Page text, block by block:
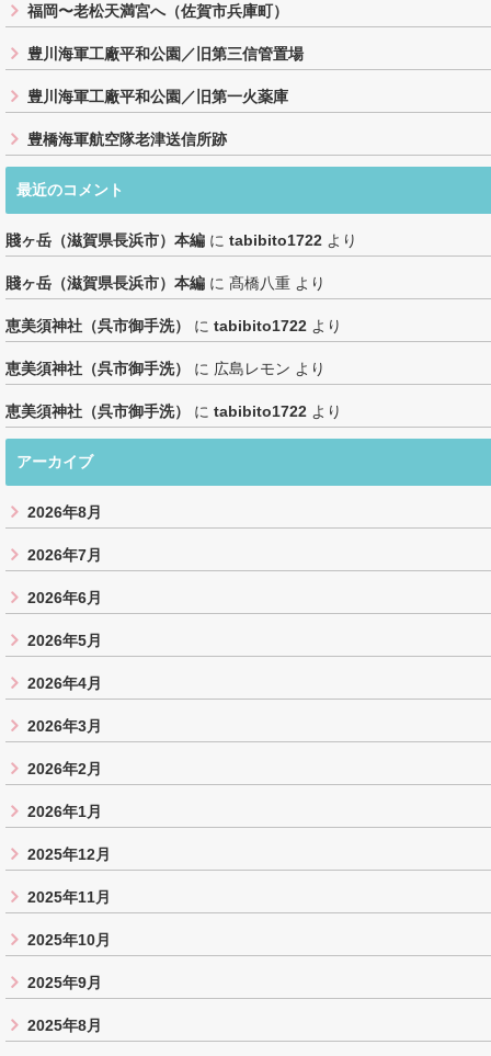
福岡〜老松天満宮へ（佐賀市兵庫町）
豊川海軍工廠平和公園／旧第三信管置場
豊川海軍工廠平和公園／旧第一火薬庫
豊橋海軍航空隊老津送信所跡
最近のコメント
賤ヶ岳（滋賀県長浜市）本編 に tabibito1722 より
賤ヶ岳（滋賀県長浜市）本編 に 髙橋八重 より
恵美須神社（呉市御手洗） に tabibito1722 より
恵美須神社（呉市御手洗） に 広島レモン より
恵美須神社（呉市御手洗） に tabibito1722 より
アーカイブ
2026年8月
2026年7月
2026年6月
2026年5月
2026年4月
2026年3月
2026年2月
2026年1月
2025年12月
2025年11月
2025年10月
2025年9月
2025年8月